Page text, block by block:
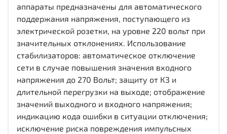
аппараты предназначены для автоматического
поддержания напряжения, поступающего из
электрической розетки, на уровне 220 вольт при
значительных отклонениях. Использование
стабилизаторов: автоматическое отключение
сети в случае повышения значения входного
напряжения до 270 Вольт; защиту от КЗ и
длительной перегрузки на выходе; отображение
значений выходного и входного напряжения;
индикацию кода ошибки в ситуации отключения;
исключение риска повреждения импульсных